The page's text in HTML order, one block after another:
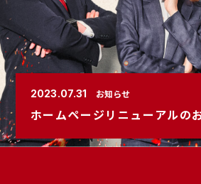
2023.07.31 お知らせ
ホームページリニューアルの